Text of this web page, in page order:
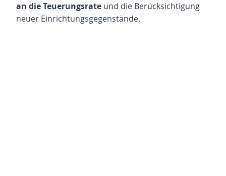
an die Teuerungsrate und die Berücksichtigung
neuer Einrichtungsgegenstände.